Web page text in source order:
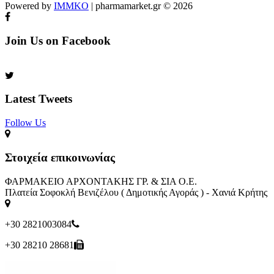
Powered by IMMKO | pharmamarket.gr © 2026
Join Us on Facebook
Latest Tweets
Follow Us​
Στοιχεία επικοινωνίας
ΦΑΡΜΑΚΕΙΟ ΑΡΧΟΝΤΑΚΗΣ ΓΡ. & ΣΙΑ Ο.Ε.
Πλατεία Σοφοκλή Βενιζέλου ( Δημοτικής Αγοράς ) - Χανιά Κρήτης
+30 2821003084
+30 28210 28681